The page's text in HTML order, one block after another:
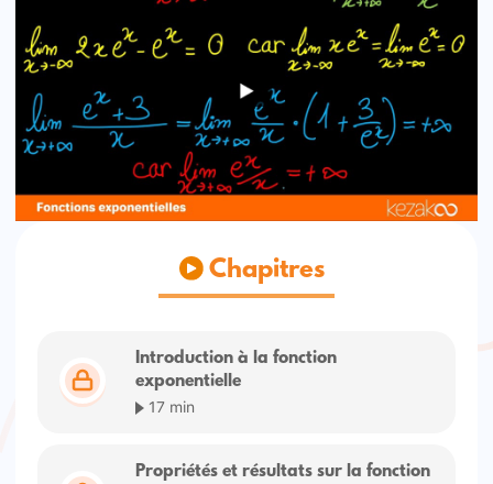
Chapitres
Introduction à la fonction
exponentielle
17 min
Propriétés et résultats sur la fonction